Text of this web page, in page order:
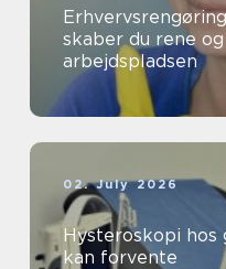
Erhvervsrengøring
skaber du rene
arbejdspladsen
02. July 2026
Hysteroskopi
kan forvente